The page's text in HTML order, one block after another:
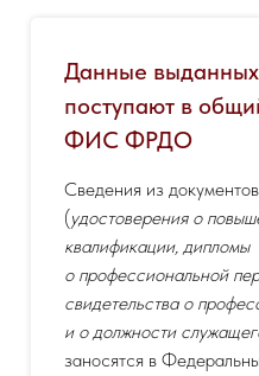
Сведения из
(удостоверения о
квалификации, дипломы
о профессиональной
свидетельства о
и о должности
Данные
поступают в
ФИС ФРДО
заносятся в